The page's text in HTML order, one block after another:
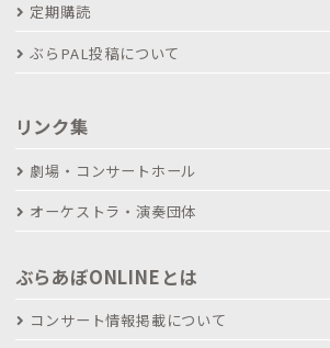
定期購読
ぶらPAL投稿について
リンク集
劇場・コンサートホール
オーケストラ・演奏団体
ぶらあぼONLINEとは
コンサート情報掲載について